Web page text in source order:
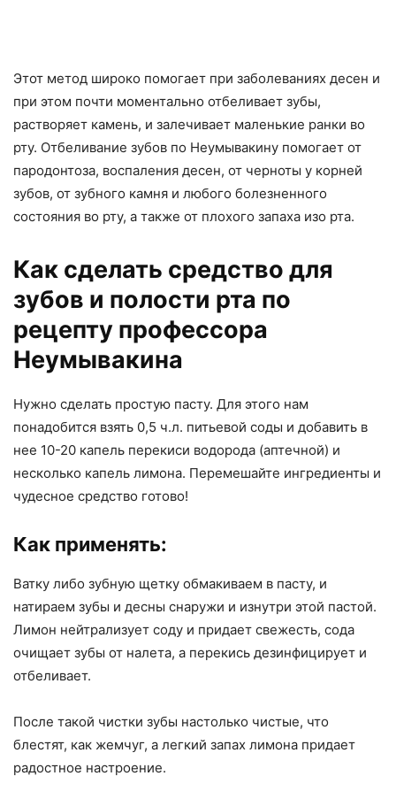
Этот метод широко помогает при заболеваниях десен и
при этом почти моментально отбеливает зубы,
растворяет камень, и залечивает маленькие ранки во
рту. Отбеливание зубов по Неумывакину помогает от
пародонтоза, воспаления десен, от черноты у корней
зубов, от зубного камня и любого болезненного
состояния во рту, а также от плохого запаха изо рта.
Как сделать средство для
зубов и полости рта по
рецепту профессора
Неумывакина
Нужно сделать простую пасту. Для этого нам
понадобится взять 0,5 ч.л. питьевой соды и добавить в
нее 10-20 капель перекиси водорода (аптечной) и
несколько капель лимона. Перемешайте ингредиенты и
чудесное средство готово!
Как применять:
Ватку либо зубную щетку обмакиваем в пасту, и
натираем зубы и десны снаружи и изнутри этой пастой.
Лимон нейтрализует соду и придает свежесть, сода
очищает зубы от налета, а перекись дезинфицирует и
отбеливает.
После такой чистки зубы настолько чистые, что
блестят, как жемчуг, а легкий запах лимона придает
радостное настроение.